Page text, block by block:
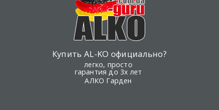
Купить AL-KO официально?
легко, просто
гарантия до 3х лет
АЛКО Гарден